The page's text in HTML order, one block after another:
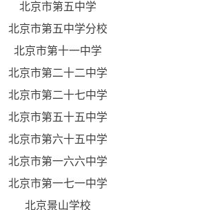
北京市第五中学
北京市第五中学分校
北京市第十一中学
北京市第二十二中学
北京市第二十七中学
北京市第五十五中学
北京市第六十五中学
北京市第一六六中学
北京市第一七一中学
北京景山学校